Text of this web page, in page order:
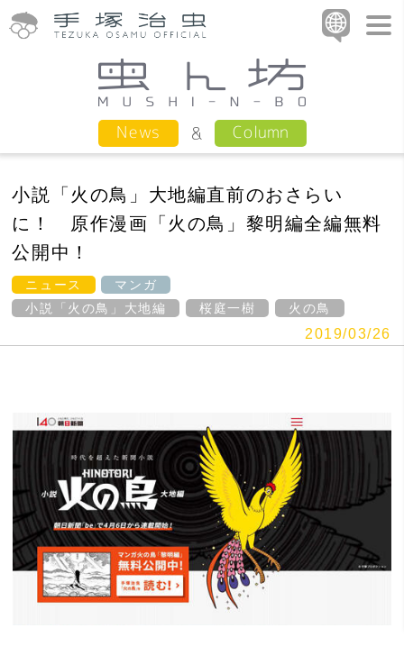
News Column
小説「火の鳥」大地編直前のおさらい
に！ 原作漫画「火の鳥」黎明編全編無料
公開中！
ニュース
マンガ
小説「火の鳥」大地編
桜庭一樹 火の鳥
2019/03/26